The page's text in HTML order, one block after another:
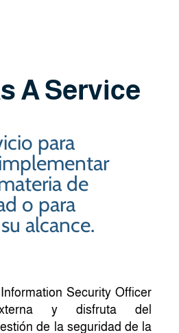
A Service
para
de
o para
alcance.
Security Officer
y disfruta del
de la seguridad de la